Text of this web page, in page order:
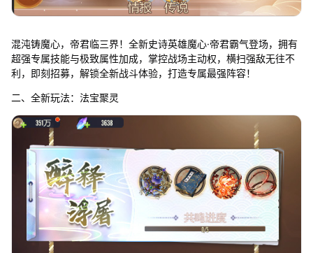
混沌铸魔心，帝君临三界！全新史诗英雄魔心·帝君霸气登场，拥有
超强专属技能与极致属性加成，掌控战场主动权，横扫强敌无往不
利，即刻招募，解锁全新战斗体验，打造专属最强阵容！
二、全新玩法：法宝聚灵